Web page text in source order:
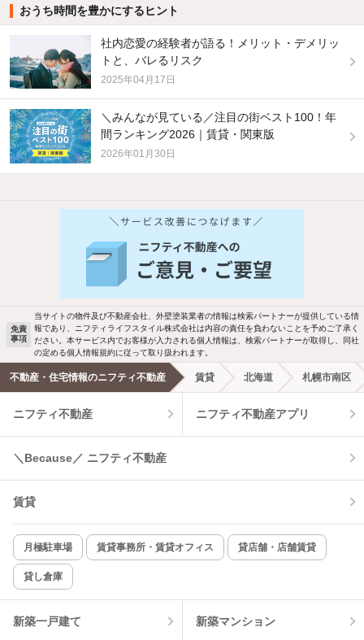
おうち時間を豊かにするヒント
社内恋愛の経験者が語る！メリット・デメリッ
トと、バレるリスク
2025年04月17日
＼みんなが見ている／注目の街ベスト100！年
間ランキング2026｜賃貸・関東版
2026年01月30日
他の人はこんな条件で絞り込んでいます！
バス・トイレ別 2階以上
駐車場あり ペット相談
洗濯機置場あり 独立洗面台
エアコンあり 都市ガス
温水洗浄便座 オートロック
コンロ2口以上
新着のみ インターネット無料
該当件数:
10
物件一覧に反映
新着物件メール通知
検索中の条件の新着物件情報をいち早く
新着メール通知を受け取る
免責
事項
当サイトの物件及び不動産会社、外壁塗装業者の情報は検索パートナーが提供している情
報であり、ニフティライフスタイル株式会社は内容の責任を負わないことを予めご了承く
ださい。本サービス内でお客様が入力される個人情報は、検索パートナーが取得し、同社
の定める個人情報規約に従って取り扱われます。
不動産・住宅情報のニフティ不動産 賃貸 北海道 札幌市南区
ニフティ不動産 ニフティ不動産アプリ
＼Because／ ニフティ不動産
賃貸
月極駐車場 賃貸事務所・賃貸オフィス 貸店舗・店舗賃貸
貸し倉庫
新築一戸建て 新築マンション